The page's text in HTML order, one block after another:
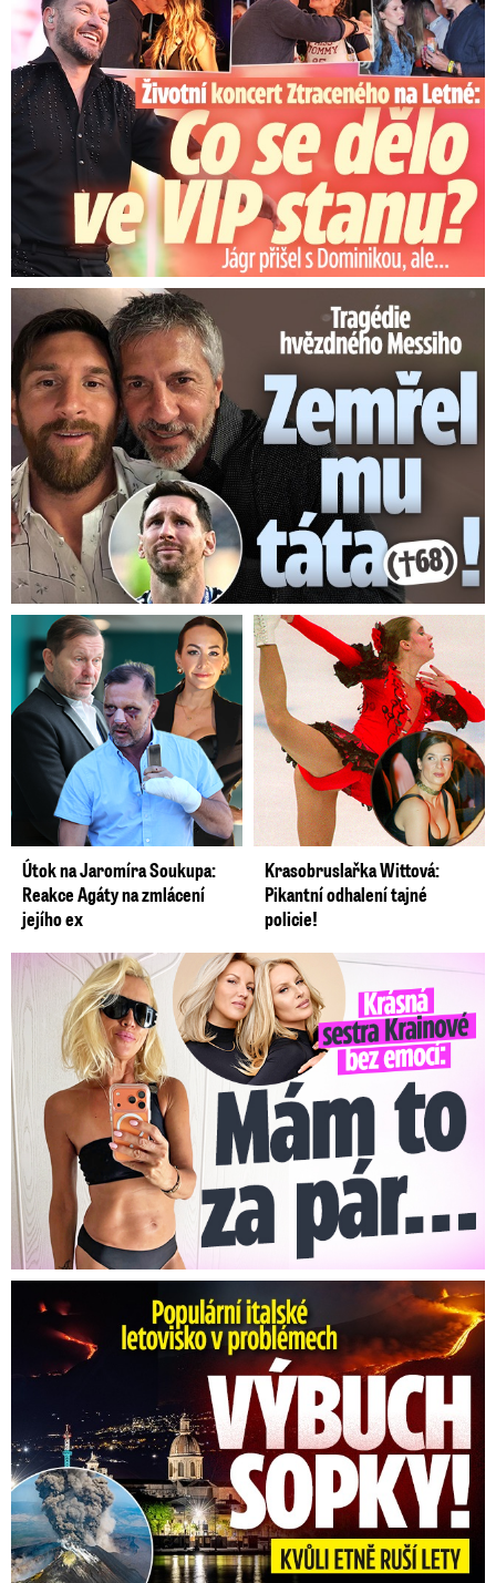
Tragédie hvězdného Messiho: Zemřel mu táta (†68)!
Útok na Jaromíra Soukupa:
Reakce Agáty na zmlácení
jejího ex
Krasobruslařka Wittová:
Pikantní odhalení tajné
policie!
Krásná sestra Krainové bez emocí: Mám to za pár…
Erupce sicilské sopky Etny: Ruší desítky letů